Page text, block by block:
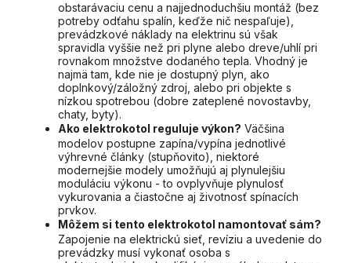
obstarávaciu cenu a najjednoduchšiu montáž (bez
potreby odťahu spalín, keďže nič nespaľuje),
prevádzkové náklady na elektrinu sú však
spravidla vyššie než pri plyne alebo dreve/uhlí pri
rovnakom množstve dodaného tepla. Vhodný je
najmä tam, kde nie je dostupný plyn, ako
doplnkový/záložný zdroj, alebo pri objekte s
nízkou spotrebou (dobre zateplené novostavby,
chaty, byty).
Ako elektrokotol reguluje výkon? Väčšina
modelov postupne zapína/vypína jednotlivé
výhrevné články (stupňovito), niektoré
modernejšie modely umožňujú aj plynulejšiu
moduláciu výkonu - to ovplyvňuje plynulosť
vykurovania a čiastočne aj životnosť spínacích
prvkov.
Môžem si tento elektrokotol namontovať sám?
Zapojenie na elektrickú sieť, revíziu a uvedenie do
prevádzky musí vykonať osoba s